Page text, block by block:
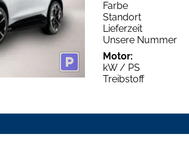
Farbe
Standort
Lieferzeit
Unsere Nummer
Motor:
kW / PS
Treibstoff